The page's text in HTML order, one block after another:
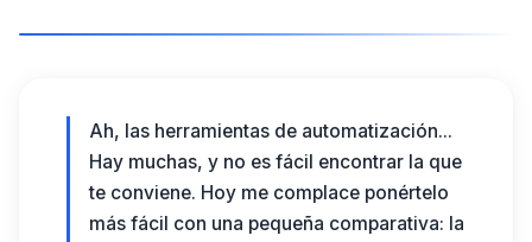
Ah, las herramientas de automatización...
Hay muchas, y no es fácil encontrar la que
te conviene. Hoy me complace ponértelo
más fácil con una pequeña comparativa: la